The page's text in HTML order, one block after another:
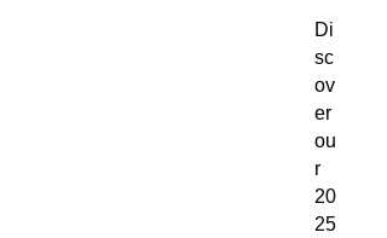
Di
sc
ov
er
ou
r
20
25